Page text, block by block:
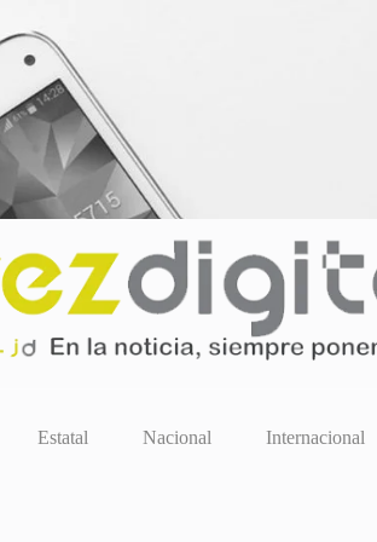
Estatal Nacional Internacional